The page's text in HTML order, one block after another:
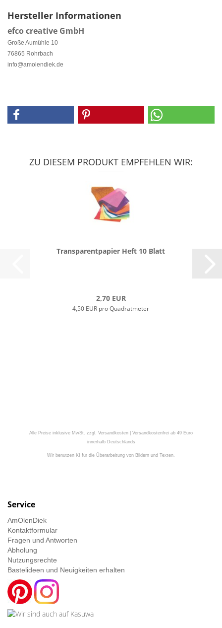
Hersteller Informationen
efco creative GmbH
Große Aumühle 10
76865 Rohrbach
info@amolendiek.de
ZU DIESEM PRODUKT EMPFEHLEN WIR:
Trans­pa­rent­pa­pier Heft 10 Blatt
2,70 EUR
4,50 EUR pro Quadratmeter
Alle Preise inklusive MwSt. zzgl. Versandkosten | Versandkostenfrei ab 49 Euro
innerhalb Deutschlands
Wir benutzen KI für die Überarbeitung von Bildern und Texten.
Service
AmOlenDiek
Kontaktformular
Fragen und Antworten
Abholung
Nutzungsrechte
Bastelideen und Neuigkeiten erhalten